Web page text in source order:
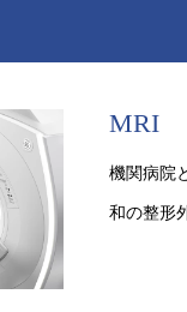
MRI
機関病院
和の整形